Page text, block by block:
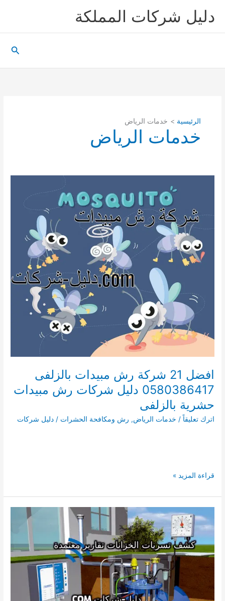
دليل شركات المملكة
الرئيسية خدمات الرياض
خدمات الرياض
افضل 21 شركة رش مبيدات بالزلفى
0580386417 دليل شركات رش مبيدات
حشرية بالزلفى
اترك تعليقاً / خدمات الرياض, رش ومكافحة الحشرات /دليل شركات
افضل
شركة
رش
مبيدات
بالزلفى
0580386417
دليل
شركات
مبيدات
حشرية
قراءة المزيد »